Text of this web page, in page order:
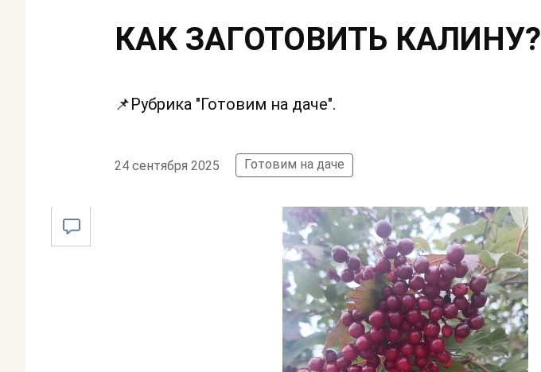
КАК ЗАГОТОВИТЬ КАЛИНУ?
📌Рубрика "Готовим на даче".
24 сентября 2025 Готовим на даче